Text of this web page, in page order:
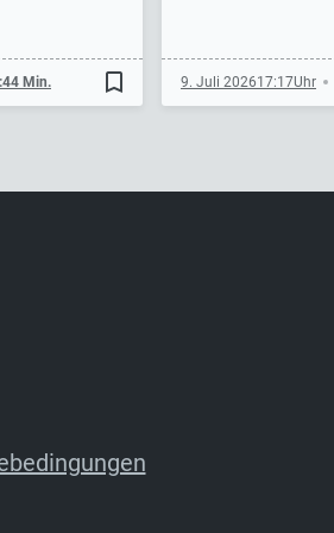
Min. bookmark_border 9. Juli 202617:17